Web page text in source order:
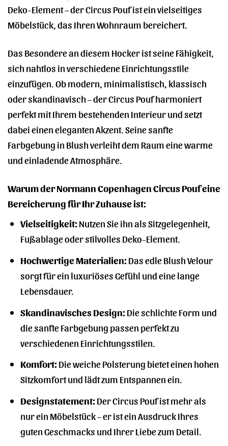
Deko-Element – der Circus Pouf ist ein vielseitiges
Möbelstück, das Ihren Wohnraum bereichert.
Das Besondere an diesem Hocker ist seine Fähigkeit,
sich nahtlos in verschiedene Einrichtungsstile
einzufügen. Ob modern, minimalistisch, klassisch
oder skandinavisch – der Circus Pouf harmoniert
perfekt mit Ihrem bestehenden Interieur und setzt
dabei einen eleganten Akzent. Seine sanfte
Farbgebung in Blush verleiht dem Raum eine warme
und einladende Atmosphäre.
Warum der Normann Copenhagen Circus Pouf eine
Bereicherung für Ihr Zuhause ist:
Vielseitigkeit:Nutzen Sie ihn als Sitzgelegenheit,
Fußablage oder stilvolles Deko-Element.
Hochwertige Materialien:Das edle Blush Velour
sorgt für ein luxuriöses Gefühl und eine lange
Lebensdauer.
Skandinavisches Design:Die schlichte Form und
die sanfte Farbgebung passen perfekt zu
verschiedenen Einrichtungsstilen.
Komfort:Die weiche Polsterung bietet einen hohen
Sitzkomfort und lädt zum Entspannen ein.
Designstatement:Der Circus Pouf ist mehr als
nur ein Möbelstück – er ist ein Ausdruck Ihres
guten Geschmacks und Ihrer Liebe zum Detail.